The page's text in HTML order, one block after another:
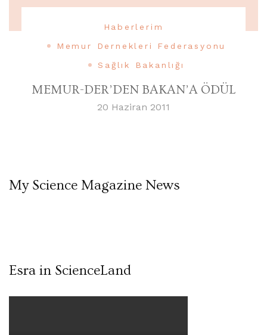
Haberlerim
Memur Dernekleri Federasyonu
Sağlık Bakanlığı
MEMUR-DER’DEN BAKAN’A ÖDÜL
20 Haziran 2011
My Science Magazine News
Esra in ScienceLand